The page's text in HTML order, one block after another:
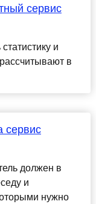
сервис
и
в
сервис
должен в
и
нужно